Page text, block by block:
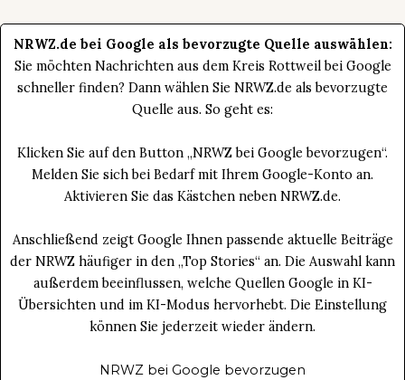
NRWZ.de bei Google als bevorzugte Quelle auswählen:
Sie möchten Nachrichten aus dem Kreis Rottweil bei Google
schneller finden? Dann wählen Sie NRWZ.de als bevorzugte
Quelle aus. So geht es:
Klicken Sie auf den Button „NRWZ bei Google bevorzugen“.
Melden Sie sich bei Bedarf mit Ihrem Google-Konto an.
Aktivieren Sie das Kästchen neben NRWZ.de.
Anschließend zeigt Google Ihnen passende aktuelle Beiträge
der NRWZ häufiger in den „Top Stories“ an. Die Auswahl kann
außerdem beeinflussen, welche Quellen Google in KI-
Übersichten und im KI-Modus hervorhebt. Die Einstellung
können Sie jederzeit wieder ändern.
NRWZ bei Google bevorzugen